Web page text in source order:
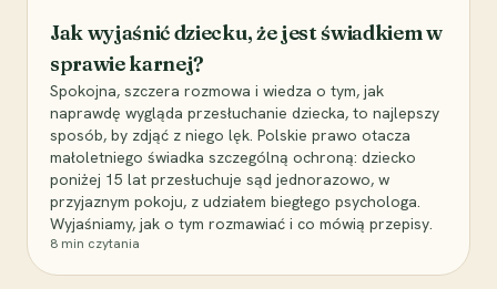
Jak wyjaśnić dziecku, że jest świadkiem w
sprawie karnej?
Spokojna, szczera rozmowa i wiedza o tym, jak
naprawdę wygląda przesłuchanie dziecka, to najlepszy
sposób, by zdjąć z niego lęk. Polskie prawo otacza
małoletniego świadka szczególną ochroną: dziecko
poniżej 15 lat przesłuchuje sąd jednorazowo, w
przyjaznym pokoju, z udziałem biegłego psychologa.
Wyjaśniamy, jak o tym rozmawiać i co mówią przepisy.
8 min czytania